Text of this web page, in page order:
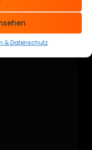
& Datenschutz